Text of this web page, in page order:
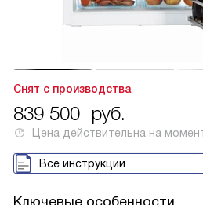
Снят с производства
839 500 руб.
Цена действительна на
Все инструкции
Ключевые особенности